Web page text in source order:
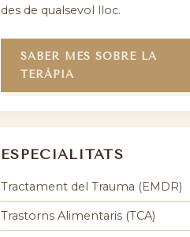
des de qualsevol lloc.
SABER MÉS SOBRE LA
TERÀPIA
ESPECIALITATS
Tractament del Trauma (EMDR)
Trastorns Alimentaris (TCA)